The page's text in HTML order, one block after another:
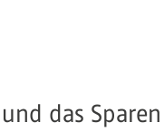
das Sparen